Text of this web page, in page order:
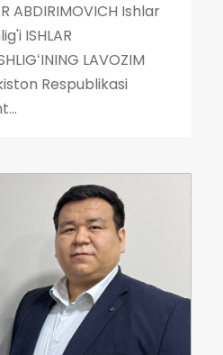
ABDIRIMOVICH Ishlar
ISHLAR
LAVOZIM
Respublikasi